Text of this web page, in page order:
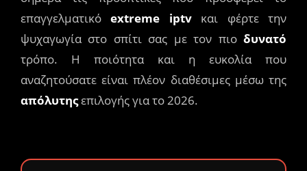
επαγγελματικόextreme iptvκαι φέρτε την
ψυχαγωγία στο σπίτι σας με τον πιο δυνατό
τρόπο. Η ποιότητα και η ευκολία που
αναζητούσατε είναι πλέον διαθέσιμες μέσω της
απόλυτηςεπιλογής για το 2026.